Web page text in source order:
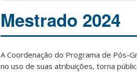
Mestrado 2024
A Coordenação do Programa de Pós-
no uso de suas atribuições, torna